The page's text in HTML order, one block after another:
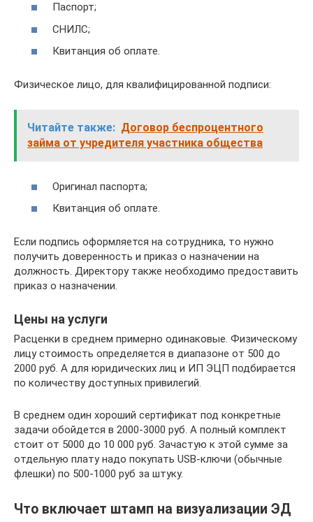
Паспорт;
СНИЛС;
Квитанция об оплате.
Физическое лицо, для квалифицированной подписи:
Читайте также: Договор беспроцентного
займа от учредителя участника общества
Оригинал паспорта;
Квитанция об оплате.
Если подпись оформляется на сотрудника, то нужно
получить доверенность и приказ о назначении на
должность. Директору также необходимо предоставить
приказ о назначении.
Цены на услуги
Расценки в среднем примерно одинаковые. Физическому
лицу стоимость определяется в диапазоне от 500 до
2000 руб. А для юридических лиц и ИП ЭЦП подбирается
по количеству доступных привилегий.
В среднем один хороший сертификат под конкретные
задачи обойдется в 2000-3000 руб. А полный комплект
стоит от 5000 до 10 000 руб. Зачастую к этой сумме за
отдельную плату надо покупать USB-ключи (обычные
флешки) по 500-1000 руб за штуку.
Что включает штамп на визуализации ЭД